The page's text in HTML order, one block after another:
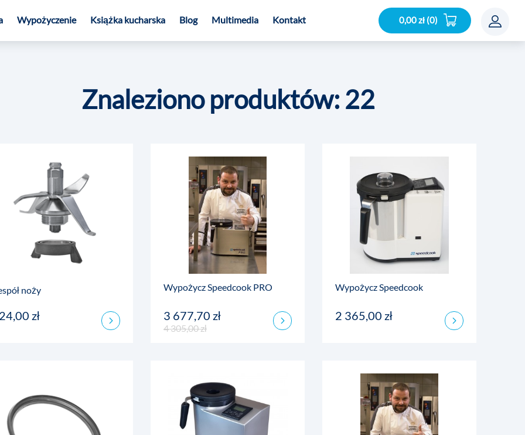
0,00 zł (0)
Wypożyczenie Książka kucharska Blog Multimedia Kontakt
Znaleziono produktów: 22
noży
zł
Wypożycz Speedcook PRO
3 677,70 zł
4 305,00 zł
Wypożycz Speedcook
2 365,00 zł